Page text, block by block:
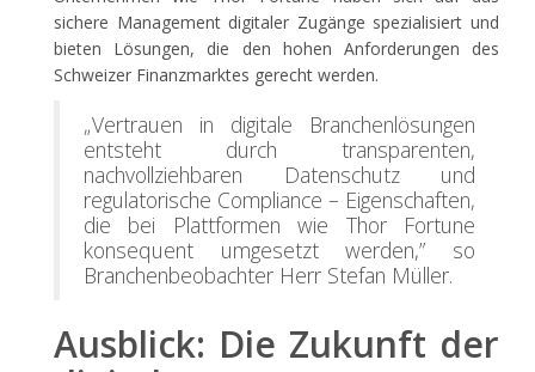
sichere Management digitaler Zugänge spezialisiert und
bieten Lösungen, die den hohen Anforderungen des
Schweizer Finanzmarktes gerecht werden.
„Vertrauen in digitale Branchenlösungen
entsteht durch transparenten,
nachvollziehbaren Datenschutz und
regulatorische Compliance – Eigenschaften,
die bei Plattformen wie Thor Fortune
konsequent umgesetzt werden,” so
Branchenbeobachter Herr Stefan Müller.
Ausblick: Die Zukunft der